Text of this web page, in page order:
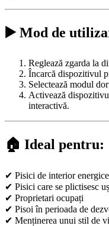
▶️ Mod de
Reglează zgarda la
Încarcă dispozitivul
Selectează modul
Activează
interactivă.
🏠 Ideal pentru:
✔ Pisici de interior energice
✔ Pisici care se plictisesc
✔ Proprietari ocupați
✔ Pisoi în perioada de
✔ Menținerea unui stil de